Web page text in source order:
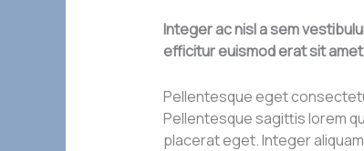
Integer ac nisl a sem
efficitur euismod erat sit amet
Pellentesque eget
Pellentesque sagittis lorem
placerat eget. Integer